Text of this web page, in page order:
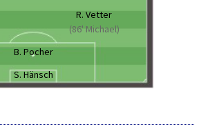
R. Vetter
(86' Michael)
B. Pocher
S. Hänsch